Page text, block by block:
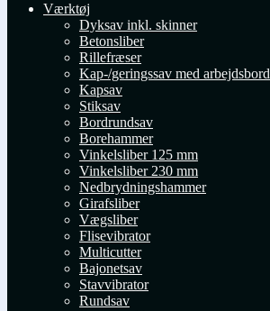
Værktøj
Dyksav inkl. skinner
Betonsliber
Rillefræser
Kap-/geringssav med arbejdsbord
Kapsav
Stiksav
Bordrundsav
Borehammer
Vinkelsliber 125 mm
Vinkelsliber 230 mm
Nedbrydningshammer
Girafsliber
Vægsliber
Flisevibrator
Multicutter
Bajonetsav
Stavvibrator
Rundsav